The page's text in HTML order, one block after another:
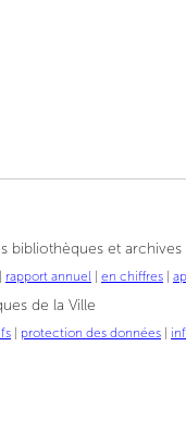
bibliothèques et archives
rapport annuel en chiffres
de la Ville
protection des données